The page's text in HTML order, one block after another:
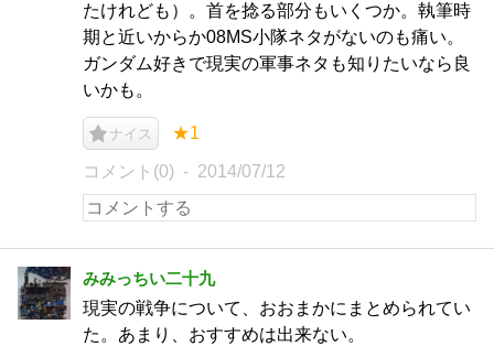
たけれども）。首を捻る部分もいくつか。執筆時
期と近いからか08MS小隊ネタがないのも痛い。
ガンダム好きで現実の軍事ネタも知りたいなら良
いかも。
ナイス ★1
コメント(0) 2014/07/12
みみっちい二十九
現実の戦争について、おおまかにまとめられてい
た。あまり、おすすめは出来ない。